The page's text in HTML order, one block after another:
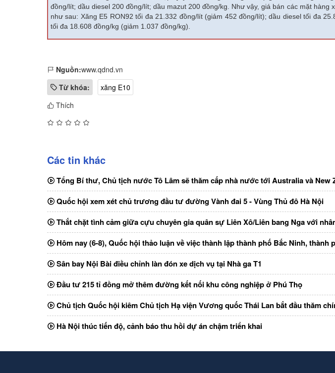
đồng/lít; dầu diesel 200 đồng/lít; dầu mazut 200 đồng/kg. Như vậy, giá bán các mặt hàng
như sau: Xăng E5 RON92 tối đa 21.332 đồng/lít (giảm 452 đồng/lít); dầu diesel tối đa
tối đa 18.608 đồng/kg (giảm 1.037 đồng/kg).
Nguồn:www.qdnd.vn
Từ khóa:
xăng E10
Thích
Các tin khác
Tổng Bí thư, Chủ tịch nước Tô Lâm sẽ thăm cấp nhà nước tới Australia và New
Quốc hội xem xét chủ trương đầu tư đường Vành đai 5 - Vùng Thủ đô Hà Nội
Thắt chặt tình cảm giữa cựu chuyên gia quân sự Liên Xô/Liên bang Nga với
Hôm nay (6-8), Quốc hội thảo luận về việc thành lập thành phố Bắc Ninh, thành
Sân bay Nội Bài điều chỉnh làn đón xe dịch vụ tại Nhà ga T1
Đầu tư 215 tỉ đồng mở thêm đường kết nối khu công nghiệp ở Phú Thọ
Chủ tịch Quốc hội kiêm Chủ tịch Hạ viện Vương quốc Thái Lan bắt đầu thăm
Hà Nội thúc tiến độ, cảnh báo thu hồi dự án chậm triển khai